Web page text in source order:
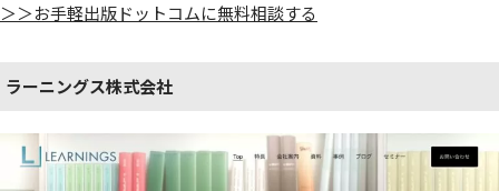
＞＞お手軽出版ドットコムに無料相談する
ラーニングス株式会社